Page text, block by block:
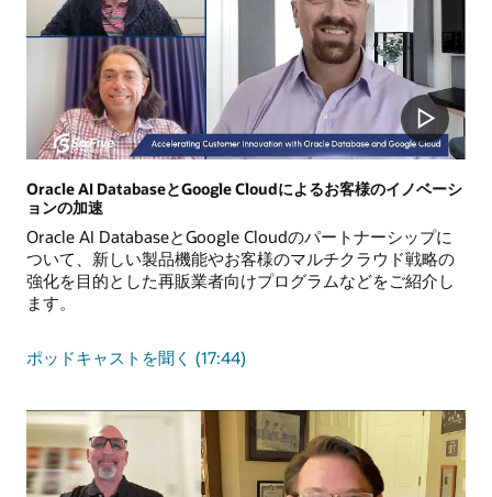
よ
る
ミ
ッ
シ
ョ
ン
ク
リ
ィ
カ
ル
ク
ー
ド
の
ク
Oracle AI DatabaseとGoogle Cloudによるお客様のイノベーシ
ョンの加速
Oracle AI DatabaseとGoogle Cloudのパートナーシップに
ついて、新しい製品機能やお客様のマルチクラウド戦略の
強化を目的とした再販業者向けプログラムなどをご紹介し
ます。
ポッドキャストを聞く Oracle
と
Google
Cloud
に
(17:44)